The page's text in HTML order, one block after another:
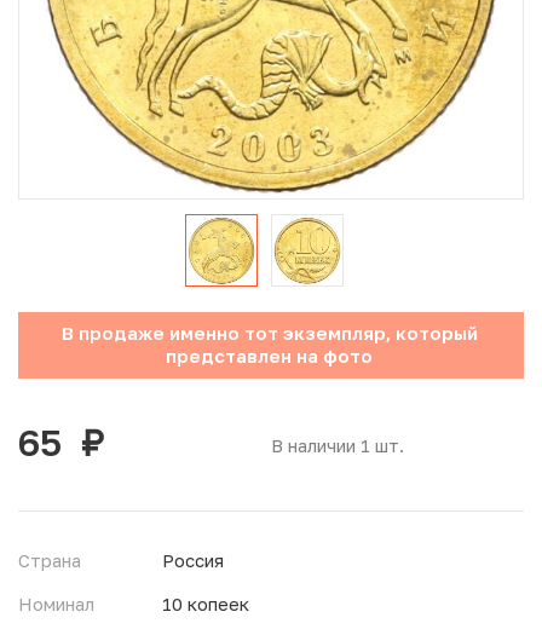
Юбилейные монеты Банка России (с 1999 года)
Памятные и инвестиционные монеты СССР и России
Иностранные монеты
Неофициальные выпуски монет (Unusual)
Античные и средневековые монеты
Наборы монет
Инвестиционные монеты
В продаже именно тот экземпляр, который
представлен на фото
В наличии 1 шт.
65 руб.
Страна
Россия
Номинал
10 копеек